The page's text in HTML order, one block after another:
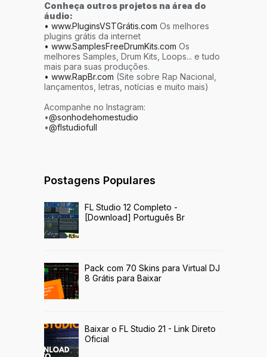
Conheça outros projetos na área do
áudio:
• www.PluginsVSTGrátis.com Os melhores
plugins grátis da internet
• www.SamplesFreeDrumKits.com Os
melhores Samples, Drum Kits, Loops... e tudo
mais para suas produções.
• www.RapBr.com (Site sobre Rap Nacional,
lançamentos, letras, notícias e muito mais)
Acompanhe no Instagram:
•@sonhodehomestudio
•@flstudiofull
Postagens Populares
FL Studio 12 Completo -
[Download] Português Br
Pack com 70 Skins para Virtual DJ
8 Grátis para Baixar
Baixar o FL Studio 21 - Link Direto
Oficial